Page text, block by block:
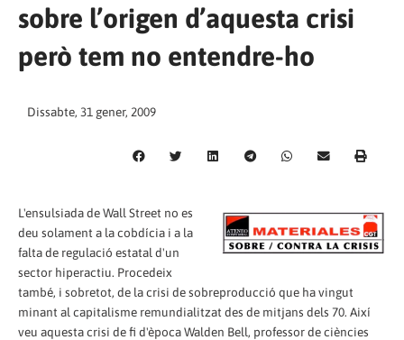
sobre l’origen d’aquesta crisi
però tem no entendre-ho
Dissabte, 31 gener, 2009
L'ensulsiada de Wall Street no es
deu solament a la cobdícia i a la
falta de regulació estatal d'un
sector hiperactiu. Procedeix
també, i sobretot, de la crisi de sobreproducció que ha vingut
minant al capitalisme remundialitzat des de mitjans dels 70. Així
veu aquesta crisi de fi d'època Walden Bell, professor de ciències